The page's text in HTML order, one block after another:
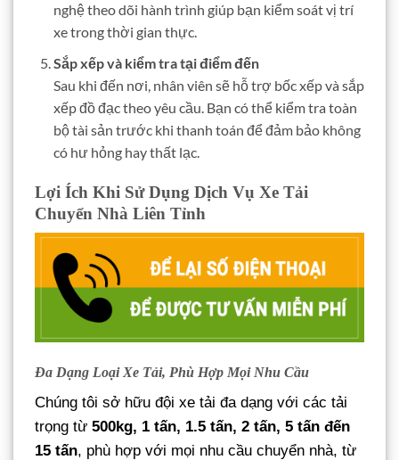
nghệ theo dõi hành trình giúp bạn kiểm soát vị trí
xe trong thời gian thực.
Sắp xếp và kiểm tra tại điểm đến
Sau khi đến nơi, nhân viên sẽ hỗ trợ bốc xếp và sắp
xếp đồ đạc theo yêu cầu. Bạn có thể kiểm tra toàn
bộ tài sản trước khi thanh toán để đảm bảo không
có hư hỏng hay thất lạc.
Lợi Ích Khi Sử Dụng Dịch Vụ Xe Tải
Chuyển Nhà Liên Tỉnh
Đa Dạng Loại Xe Tải, Phù Hợp Mọi Nhu Cầu
Chúng tôi sở hữu đội xe tải đa dạng với các tải
trọng từ 500kg, 1 tấn, 1.5 tấn, 2 tấn, 5 tấn đến
15 tấn, phù hợp với mọi nhu cầu chuyển nhà, từ